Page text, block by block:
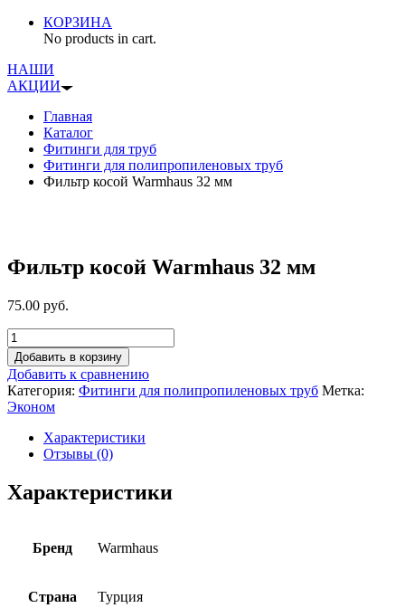
КОРЗИНА
No products in cart.
НАШИ
АКЦИИ
Главная
Каталог
Фитинги для труб
Фитинги для полипропиленовых труб
Фильтр косой Warmhaus 32 мм
Фильтр косой Warmhaus 32 мм
75.00 руб.
Добавить в корзину
Добавить к сравнению
Категория: Фитинги для полипропиленовых труб Метка:
Эконом
Характеристики
Отзывы (0)
Характеристики
Бренд Warmhaus
Страна Турция